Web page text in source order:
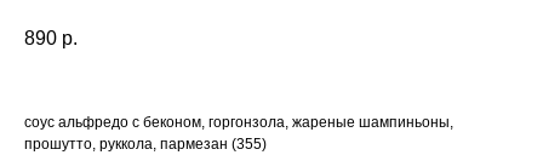
890 р.
соус альфредо с беконом, горгонзола, жареные шампиньоны,
прошутто, руккола, пармезан (355)